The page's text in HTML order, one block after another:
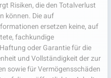
Risiken, die den Totalverlust
können. Die auf
ersetzen keine, auf
fachkundige
oder Garantie für die
und Vollständigkeit der zur
sowie für Vermögensschäden